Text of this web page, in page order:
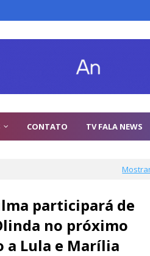
CONTATO TV FALA NEWS
participará de
no próximo
a Lula e Marília